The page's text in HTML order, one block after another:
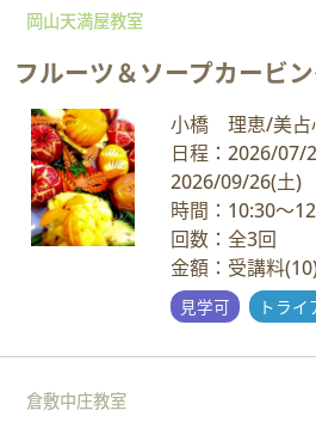
岡山天満屋教室
フルーツ＆ソープカービ
小橋 理恵/美
日程：2026/07/
2026/09/26(土)
時間：10:30～
回数：全3回
金額：受講料
見学可 トライ
倉敷中庄教室